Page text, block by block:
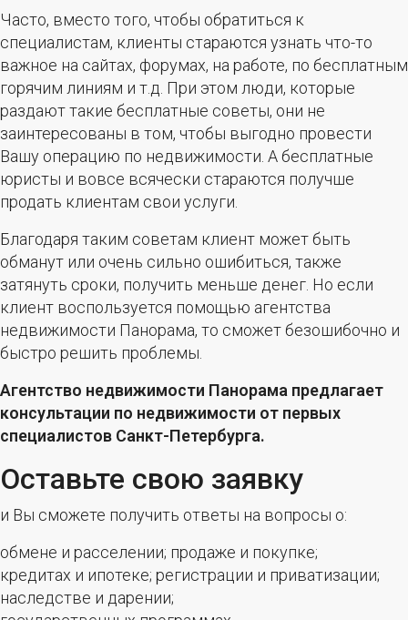
Часто, вместо того, чтобы обратиться к
специалистам, клиенты стараются узнать что-то
важное на сайтах, форумах, на работе, по бесплатным
горячим линиям и т.д. При этом люди, которые
раздают такие бесплатные советы, они не
заинтересованы в том, чтобы выгодно провести
Вашу операцию по недвижимости. А бесплатные
юристы и вовсе всячески стараются получше
продать клиентам свои услуги.
Благодаря таким советам клиент может быть
обманут или очень сильно ошибиться, также
затянуть сроки, получить меньше денег. Но если
клиент воспользуется помощью агентства
недвижимости Панорама, то сможет безошибочно и
быстро решить проблемы.
Агентство недвижимости Панорама предлагает
консультации по недвижимости от первых
специалистов Санкт-Петербурга.
Оставьте свою заявку
и Вы сможете получить ответы на вопросы о:
обмене и расселении; продаже и покупке;
кредитах и ипотеке; регистрации и приватизации;
наследстве и дарении;